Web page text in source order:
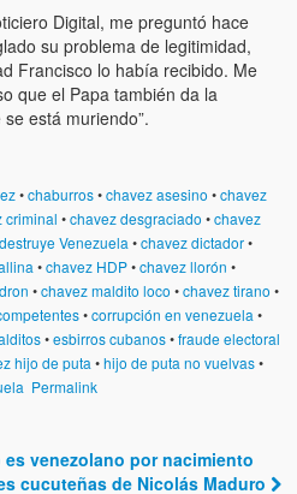
Digital, me preguntó hace
su problema de legitimidad,
Francisco lo había recibido. Me
que el Papa también da la
está muriendo”.
•chaburros•chavez asesino •chavez
criminal •chavez desgraciado •chavez
Venezuela•chavez dictador•
•chavez HDP•chavez llorón •
•chavez maldito loco •chavez tirano •
•corrupción en venezuela•
•esbirros cubanos•fraude electoral
hijo de puta•hijo de puta no vuelvas•
Permalink
venezolano por nacimiento
cucuteñas de Nicolás Maduro